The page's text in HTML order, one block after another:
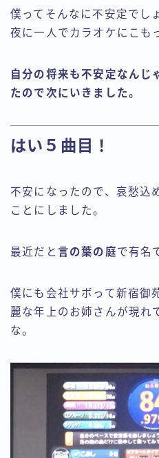
僕ってそんなに不安定でし
夜に一人でカラオケにこも
自分の将来も不安定なんじ
たので次にいきました。
はい５曲目！
不安になったので、哀愁込
ことにしました。
最近だと 言の葉の庭で有名
僕にも会社サボって新宿御
麗な年上のお姉さんが現
な。